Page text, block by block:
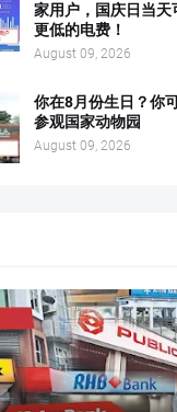
家用户，国庆日当天
更低的电费！
August 09, 2026
你在8月份生日？你
参观国家动物园
August 09, 2026